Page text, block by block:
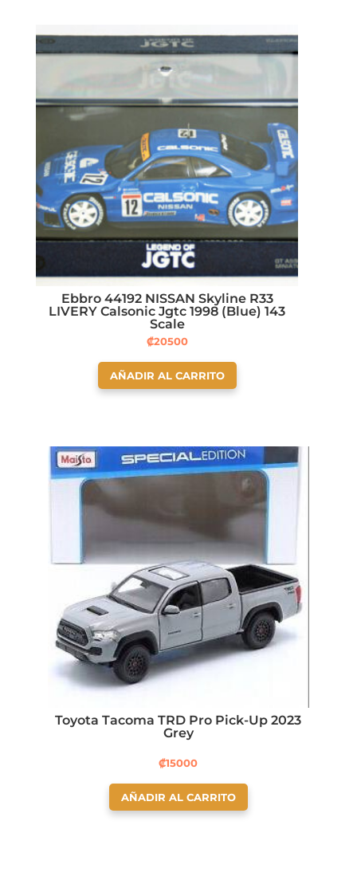
Ebbro 44192 NISSAN Skyline R33
LIVERY Calsonic Jgtc 1998 (Blue) 143
Scale
₡20500
AÑADIR AL CARRITO
Toyota Tacoma TRD Pro Pick-Up 2023
Grey
₡15000
AÑADIR AL CARRITO